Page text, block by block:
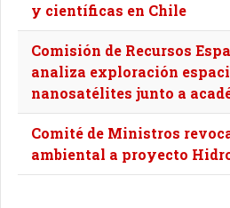
y científicas en Chile
Comisión de Recursos
analiza exploración
nanosatélites junto a
Comité de Ministros
ambiental a proyecto